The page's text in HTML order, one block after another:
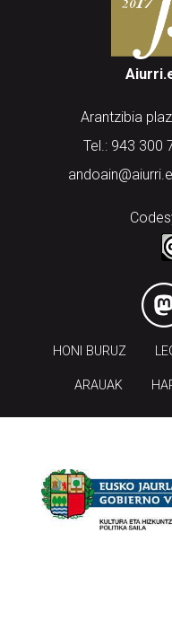
Arantzibia
Tel.: 943 300
HONI BURUZ
ARAUAK